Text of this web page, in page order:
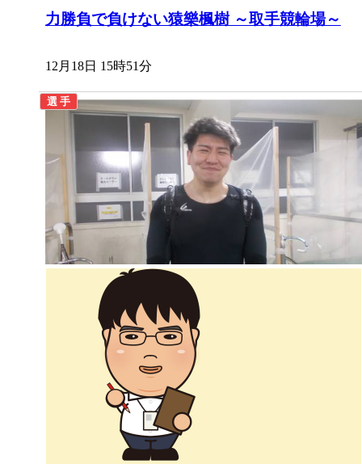
力勝負で負けない猿樂楓樹 ～取手競輪場～
12月18日 15時51分